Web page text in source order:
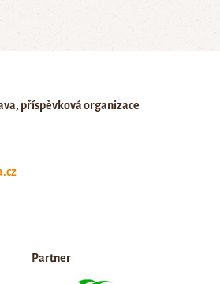
příspěvková organizace
Partner